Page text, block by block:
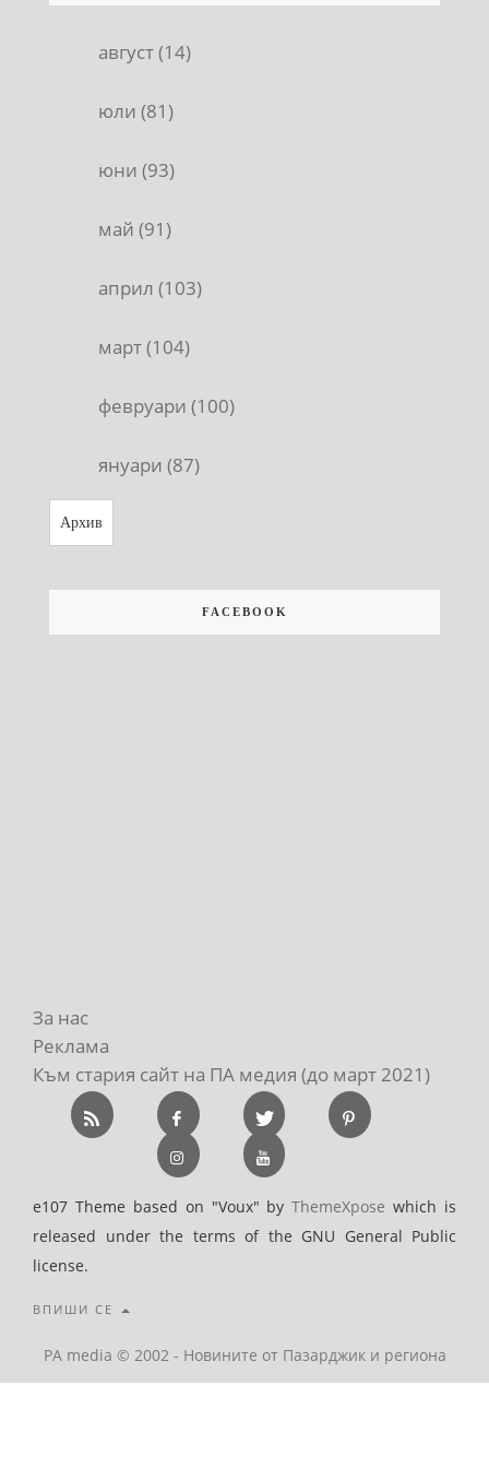
август (14)
юли (81)
юни (93)
май (91)
април (103)
март (104)
февруари (100)
януари (87)
Архив
FACEBOOK
За нас
Реклама
Към стария сайт на ПА медия (до март 2021)
e107 Theme based on "Voux" byThemeXpose which is
released under the terms of the GNU General Public
license.
ВПИШИ СЕ
PA media © 2002 - Новините от Пазарджик и региона